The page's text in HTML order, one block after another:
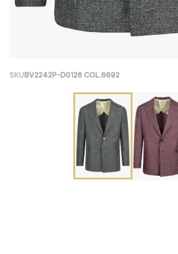
SKUBV2242P-D0126 COL.6692